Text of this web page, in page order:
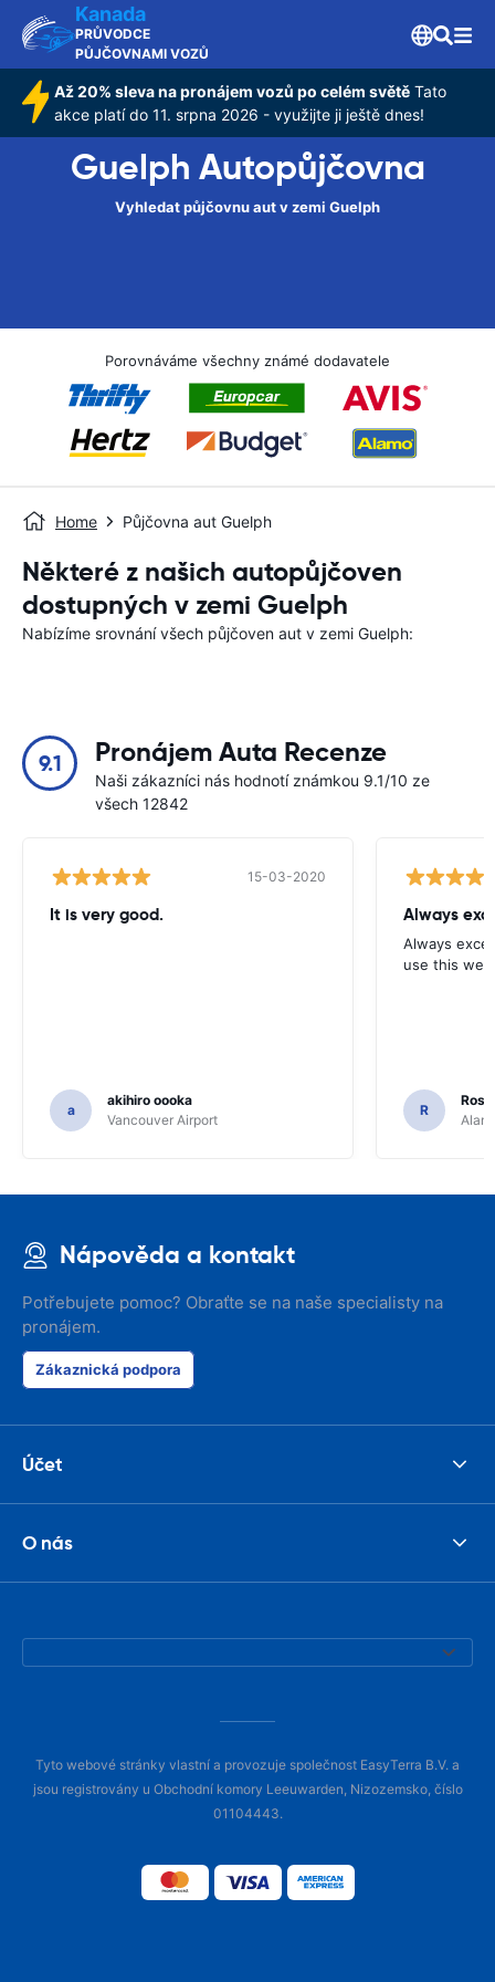
Kanada
PRŮVODCE
PŮJČOVNAMI VOZŮ
Až 20% sleva na pronájem vozů po celém světě Tato
akce platí do 11. srpna 2026 - využijte ji ještě dnes!
Guelph Autopůjčovna
Vyhledat půjčovnu aut v zemi Guelph
Porovnáváme všechny známé dodavatele
Home Půjčovna aut Guelph
Některé z našich autopůjčoven
dostupných v zemi Guelph
Nabízíme srovnání všech půjčoven aut v zemi Guelph:
9.1 Pronájem Auta Recenze
Naši zákazníci nás hodnotí známkou 9.1/10 ze
všech 12842
15-03-2020
It is very good.
a
akihiro oooka
Vancouver Airport
Always
Always
use this
R
Nápověda a kontakt
Potřebujete pomoc? Obraťte se na naše specialisty na
pronájem.
Zákaznická podpora
Účet
O nás
Tyto webové stránky vlastní a provozuje společnost EasyTerra B.V. a
jsou registrovány u Obchodní komory Leeuwarden, Nizozemsko, číslo
01104443.